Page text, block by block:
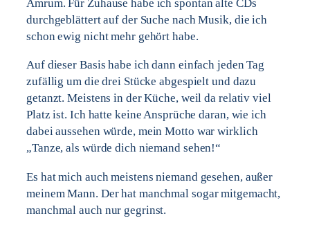
Amrum. Für Zuhause habe ich spontan alte CDs
durchgeblättert auf der Suche nach Musik, die ich
schon ewig nicht mehr gehört habe.
Auf dieser Basis habe ich dann einfach jeden Tag
zufällig um die drei Stücke abgespielt und dazu
getanzt. Meistens in der Küche, weil da relativ viel
Platz ist. Ich hatte keine Ansprüche daran, wie ich
dabei aussehen würde, mein Motto war wirklich
„Tanze, als würde dich niemand sehen!“
Es hat mich auch meistens niemand gesehen, außer
meinem Mann. Der hat manchmal sogar mitgemacht,
manchmal auch nur gegrinst.